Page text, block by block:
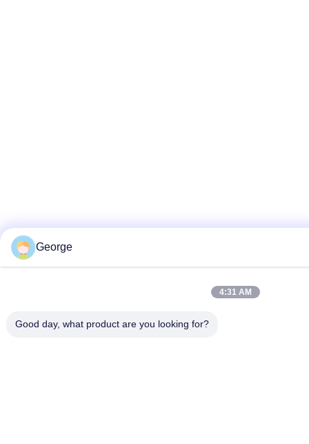
George
4:31 AM
Good day, what product are you looking for?